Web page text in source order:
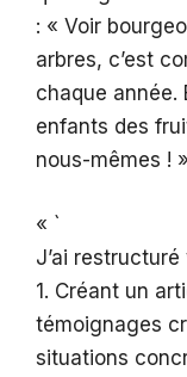
: « Voir
arbres, c’est
chaque année.
enfants des
nous-mêmes ! »
« `
J’ai
1. Créant un
témoignages
situations